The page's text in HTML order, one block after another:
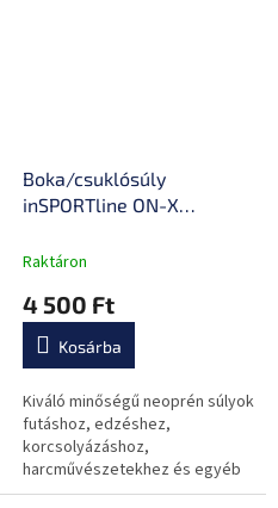
Boka/csuklósúly
inSPORTline ON-X
Raktáron
4 500 Ft
Kosárba
Kiváló minőségű neoprén súlyok
futáshoz, edzéshez,
korcsolyázáshoz,
harcművészetekhez és egyéb
tevékenységekhez. Ideálisak az